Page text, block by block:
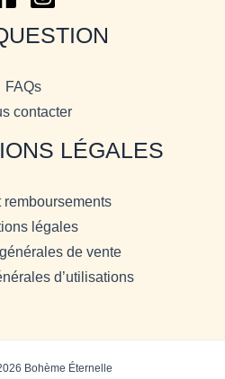
FAQs
contacter
LÉGALES
remboursements
légales
de vente
d’utilisations
Bohème Éternelle